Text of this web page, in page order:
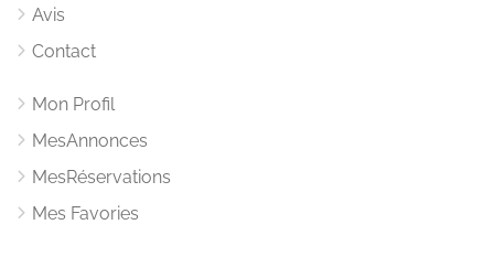
Avis
Contact
Mon Profil
MesAnnonces
MesRéservations
Mes Favories